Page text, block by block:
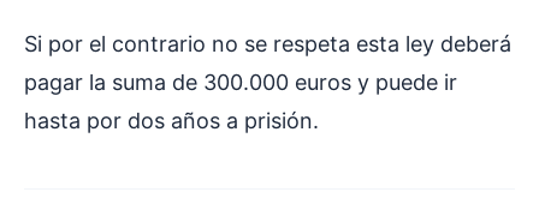
Si por el contrario no se respeta esta ley deberá
pagar la suma de 300.000 euros y puede ir
hasta por dos años a prisión.